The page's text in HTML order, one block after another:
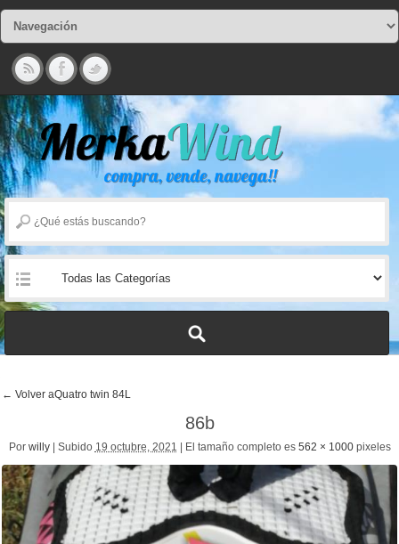
← Volver aQuatro twin 84L
86b
Por willy Subido 19 octubre, 2021 El tamaño completo es 562 × 1000pixeles